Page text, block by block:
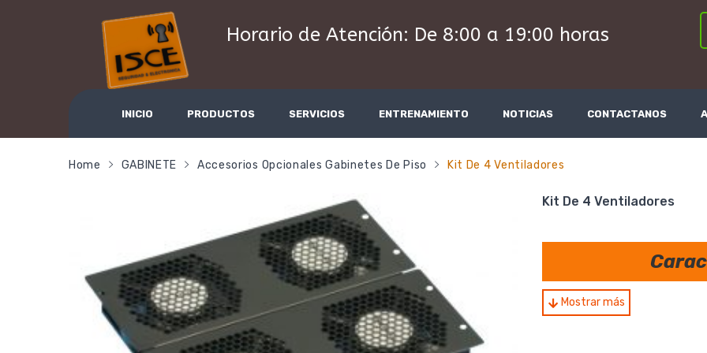
Horario de Atención: De 8:00 a 19:00 horas
INICIO PRODUCTOS SERVICIOS ENTRENAMIENTO NOTICIAS CONTACTANOS
Home GABINETE Accesorios Opcionales Gabinetes De Piso Kit De 4 Ventiladores
Kit De 4 Ventiladores
Diseñados para extraer
Mostrar más